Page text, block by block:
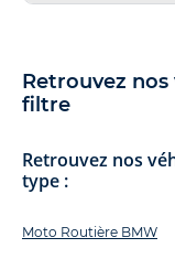
Retrouvez
filtre
Retrouvez nos
type :
Moto Routière BMW